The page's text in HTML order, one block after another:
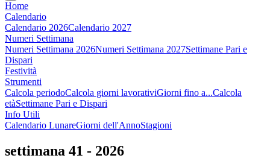
Home
Calendario
Calendario 2026Calendario 2027
Numeri Settimana
Numeri Settimana 2026Numeri Settimana 2027Settimane Pari e
Dispari
Festività
Strumenti
Calcola periodoCalcola giorni lavorativiGiorni fino a...Calcola
etàSettimane Pari e Dispari
Info Utili
Calendario LunareGiorni dell'AnnoStagioni
settimana 41 - 2026